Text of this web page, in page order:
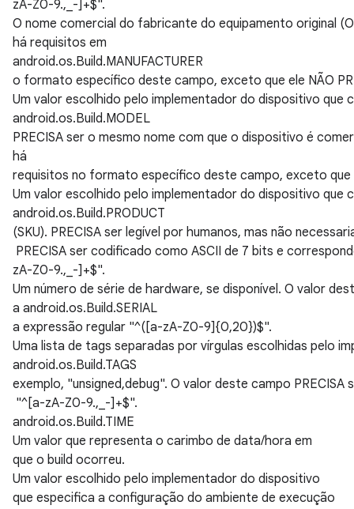
zA-Z0-9.,_-]+$".
O nome comercial do fabricante do equipamento original
há requisitos em
android.os.Build.MANUFACTURER
o formato específico deste campo, exceto que ele NÃO
Um valor escolhido pelo implementador do dispositivo
android.os.Build.MODEL
PRECISA ser o mesmo nome com que o dispositivo é
há
requisitos no formato específico deste campo, exceto que
Um valor escolhido pelo implementador do dispositivo
android.os.Build.PRODUCT
(SKU). PRECISA ser legível por humanos, mas não
PRECISA ser codificado como ASCII de 7 bits e
zA-Z0-9.,_-]+$".
Um número de série de hardware, se disponível. O valor
a android.os.Build.SERIAL
a expressão regular "^([a-zA-Z0-9]{0,20})$".
Uma lista de tags separadas por vírgulas escolhidas pelo
android.os.Build.TAGS
exemplo, "unsigned,debug". O valor deste campo
"^[a-zA-Z0-9.,_-]+$".
android.os.Build.TIME
Um valor que representa o carimbo de data/hora em
que o build ocorreu.
Um valor escolhido pelo implementador do dispositivo
que especifica a configuração do ambiente de execução